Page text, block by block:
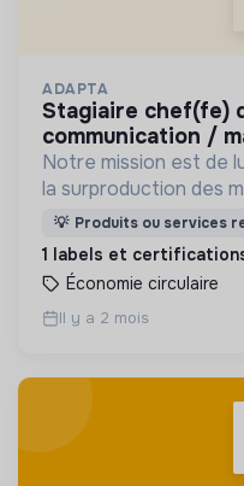
ADAPTA
stagiaire chef(fe) de projet
communication /
Notre mission est de
la surproduction des
déco.
💡 Produits ou services
1 labels et
Économie circulaire
Il y a 2 mois